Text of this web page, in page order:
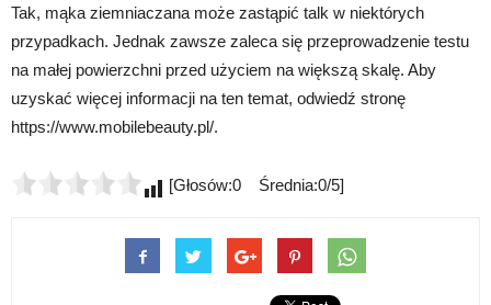
Tak, mąka ziemniaczana może zastąpić talk w niektórych
przypadkach. Jednak zawsze zaleca się przeprowadzenie testu
na małej powierzchni przed użyciem na większą skalę. Aby
uzyskać więcej informacji na ten temat, odwiedź stronę
https://www.mobilebeauty.pl/.
[Głosów:0 Średnia:0/5]